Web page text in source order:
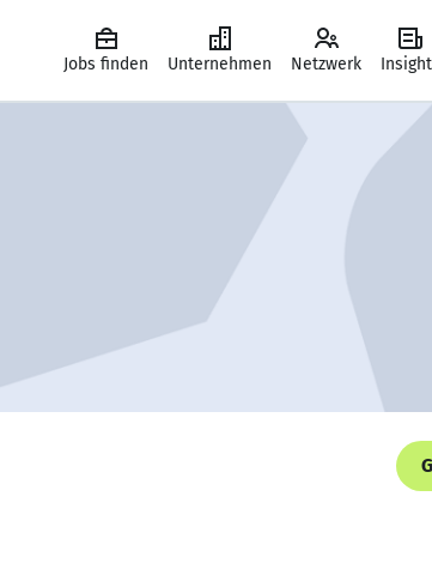
Jobs finden Unternehmen Netzwerk